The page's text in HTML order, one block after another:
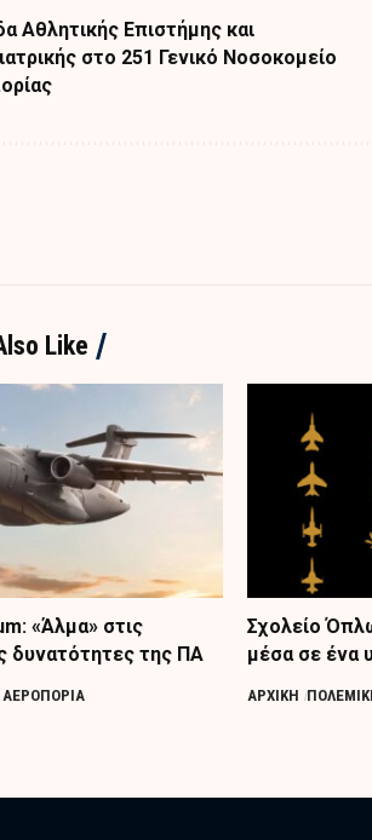
Αθλητικής Επιστήμης και
στο 251 Γενικό Νοσοκομείο
Like
«Άλμα» στις
δυνατότητες της ΠΑ
Σχολείο
μέσα σε ένα
ΑΡΧΙΚΗ